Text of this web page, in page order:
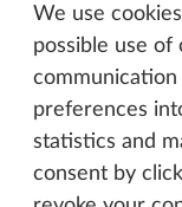
We use
possible use
preferences
statistics and
consent by
Lits individuels
C constitue un
lits individuels
élargissement
véhicule. Le
matelas de